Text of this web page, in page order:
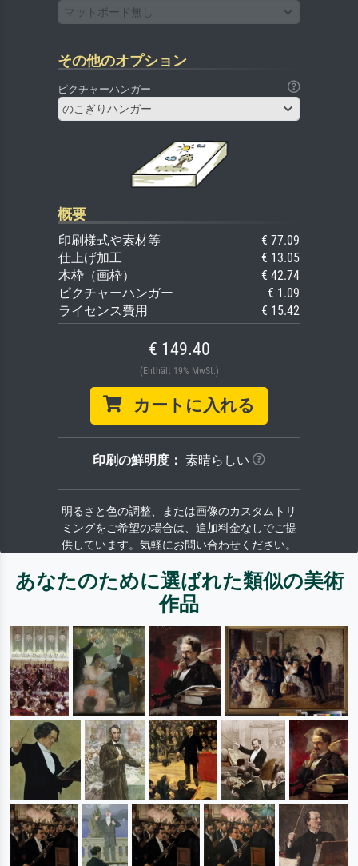
マットボード無し
その他のオプション
ピクチャーハンガー
のこぎりハンガー
概要
印刷様式や素材等
€ 77.09
仕上げ加工
€ 13.05
木枠（画枠）
€ 42.74
ピクチャーハンガー
€ 1.09
ライセンス費用
€ 15.42
€ 149.40
(Enthält 19% MwSt.)
カートに入れる
印刷の鮮明度： 素晴らしい
明るさと色の調整、または画像のカスタムトリ
ミングをご希望の場合は、追加料金なしでご提
供しています。気軽にお問い合わせください。
あなたのために選ばれた類似の美術
作品